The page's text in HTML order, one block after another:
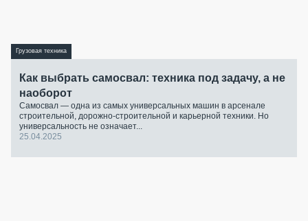
Грузовая техника
Как выбрать самосвал: техника под задачу, а не
наоборот
Самосвал — одна из самых универсальных машин в арсенале
строительной, дорожно-строительной и карьерной техники. Но
универсальность не означает...
25.04.2025